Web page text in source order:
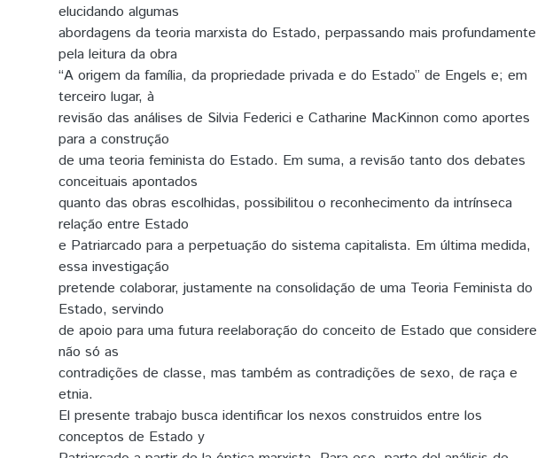
elucidando algumas
abordagens da teoria marxista do Estado, perpassando mais profundamente
pela leitura da obra
“A origem da família, da propriedade privada e do Estado” de Engels e; em
terceiro lugar, à
revisão das análises de Silvia Federici e Catharine MacKinnon como aportes
para a construção
de uma teoria feminista do Estado. Em suma, a revisão tanto dos debates
conceituais apontados
quanto das obras escolhidas, possibilitou o reconhecimento da intrínseca
relação entre Estado
e Patriarcado para a perpetuação do sistema capitalista. Em última medida,
essa investigação
pretende colaborar, justamente na consolidação de uma Teoria Feminista do
Estado, servindo
de apoio para uma futura reelaboração do conceito de Estado que considere
não só as
contradições de classe, mas também as contradições de sexo, de raça e
etnia.
El presente trabajo busca identificar los nexos construidos entre los
conceptos de Estado y